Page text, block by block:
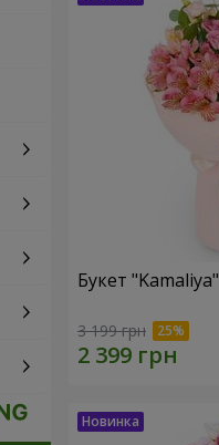
Букет "Kamaliya"
3 199 грн